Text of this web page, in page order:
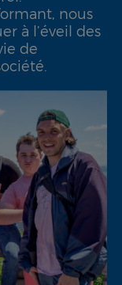
nous
à l’éveil des
de